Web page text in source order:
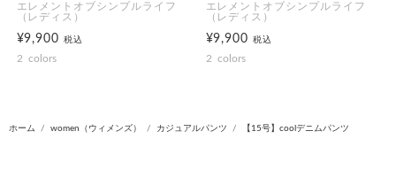
エレメントオブシンプルライフ
（レディス）
¥9,900税込
2 colors
エレメントオブシンプルライフ
（レディス）
¥9,900税込
2 colors
ホーム women（ウィメンズ） カジュアルパンツ 【15号】coolデニムパンツ